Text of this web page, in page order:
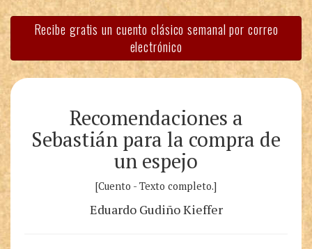
Recibe gratis un cuento clásico semanal por correo
electrónico
Recomendaciones a
Sebastián para la compra de
un espejo
[Cuento - Texto completo.]
Eduardo Gudiño Kieffer